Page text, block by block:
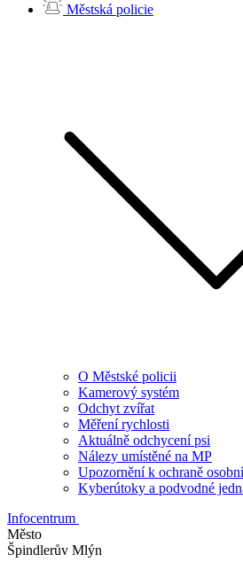
Městská policie
O Městské policii
Kamerový systém
Odchyt zvířat
Měření rychlosti
Aktuálně odchycení psi
Nálezy umístěné na MP
Upozornění k ochraně
Kyberútoky a podvodné
Infocentrum
Město
Špindlerův Mlýn